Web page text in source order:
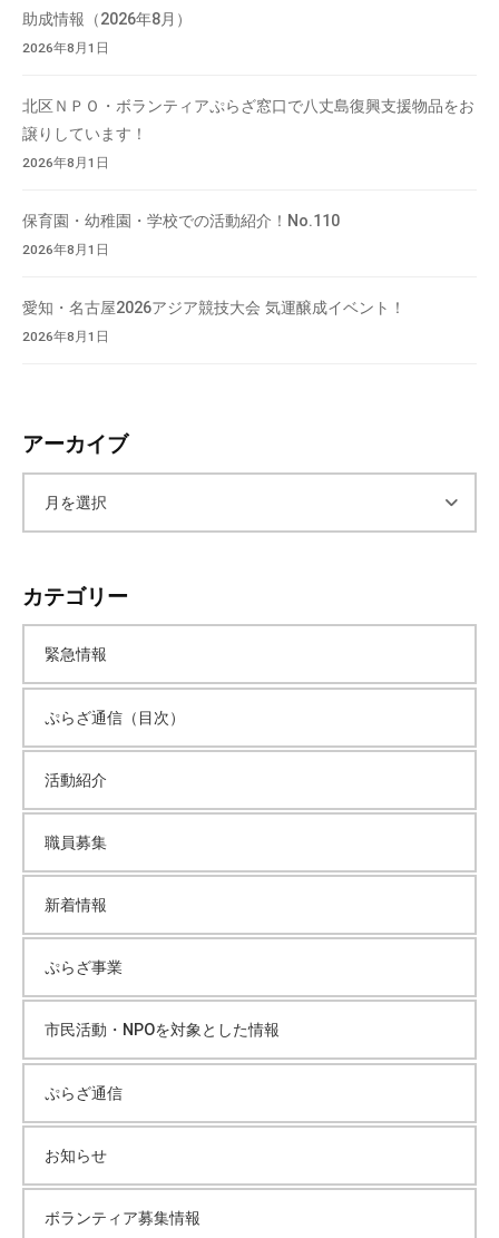
助成情報（2026年8月）
2026年8月1日
北区ＮＰＯ・ボランティアぷらざ窓口で八丈島復興支援物品をお
譲りしています！
2026年8月1日
保育園・幼稚園・学校での活動紹介！No.110
2026年8月1日
愛知・名古屋2026アジア競技大会 気運醸成イベント！
2026年8月1日
アーカイブ
カ
イ
ブ
カテゴリー
緊急情報
ぷらざ通信（目次）
活動紹介
職員募集
新着情報
ぷらざ事業
市民活動・NPOを対象とした情報
ぷらざ通信
お知らせ
ボランティア募集情報